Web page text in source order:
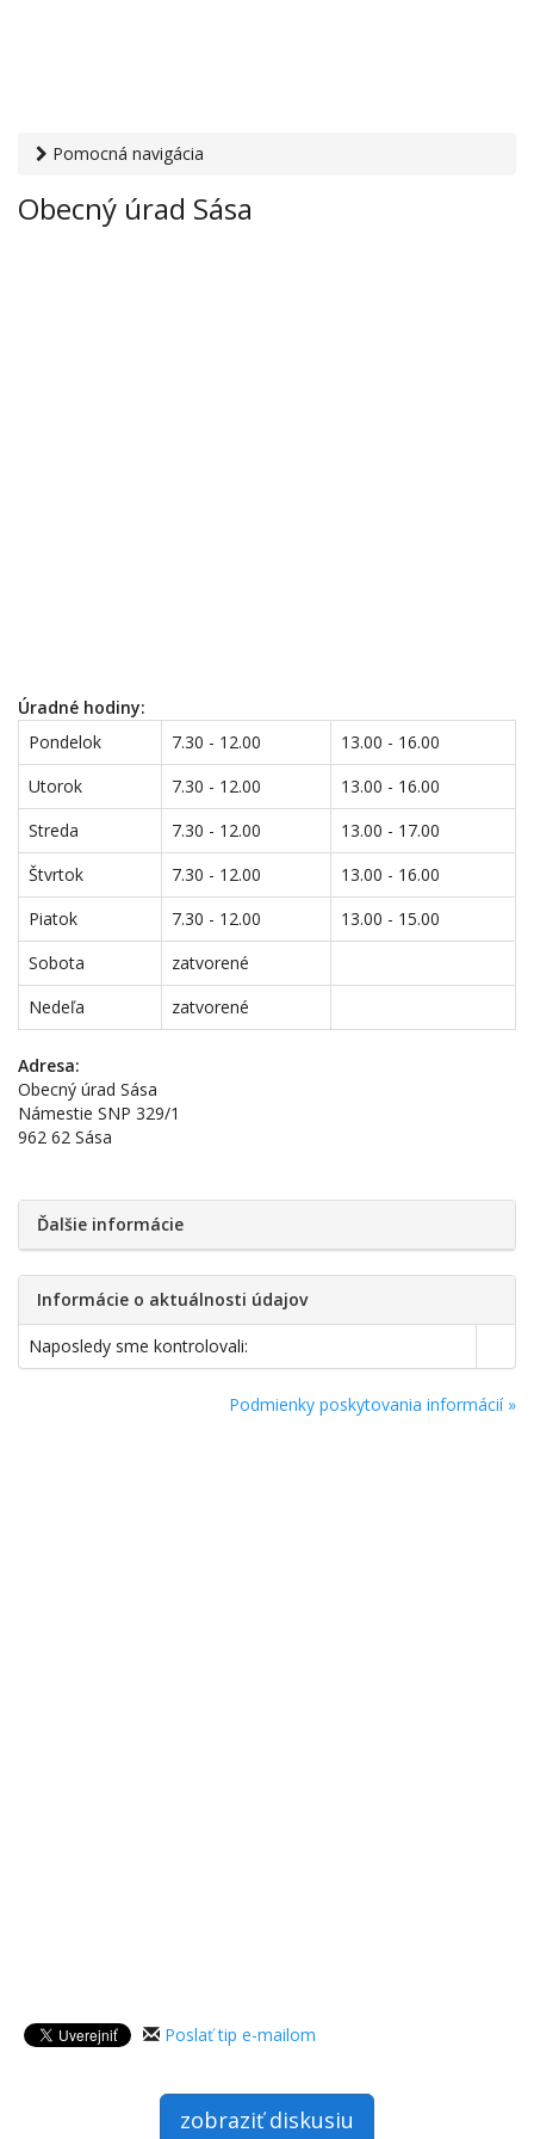
Pomocná navigácia
Obecný úrad Sása
Obecný úrad Sása
Úradné hodiny:
Pondelok
7.30 - 12.00
13.00 - 16.00
Utorok
7.30 - 12.00
13.00 - 16.00
Streda
7.30 - 12.00
13.00 - 17.00
Štvrtok
7.30 - 12.00
13.00 - 16.00
Piatok
7.30 - 12.00
13.00 - 15.00
Sobota
zatvorené
Nedeľa
zatvorené
Adresa:
Obecný úrad Sása
Námestie SNP 329/1
962 62 Sása
Ďalšie informácie
Informácie o aktuálnosti údajov
Naposledy sme kontrolovali:
Podmienky poskytovania informácií »
Poslať tip e-mailom
zobraziť diskusiu